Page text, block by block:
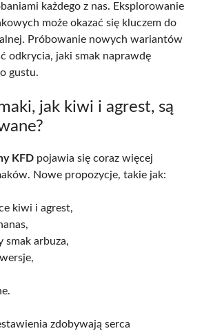
każdego z nas. Eksplorowanie
może okazać się kluczem do
Próbowanie nowych wariantów
odkrycia, jaki smak naprawdę
gustu.
jak kiwi i agrest, są
KFD pojawia się coraz więcej
Nowe propozycje, takie jak:
kiwi i agrest,
smak arbuza,
zdobywają serca